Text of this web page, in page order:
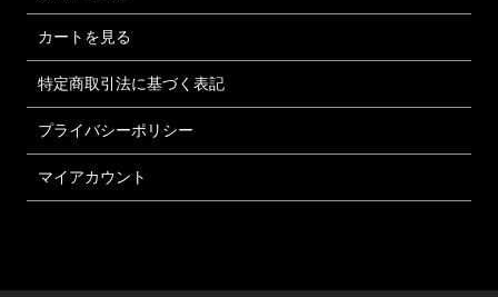
カートを見る
特定商取引法に基づく表記
プライバシーポリシー
マイアカウント